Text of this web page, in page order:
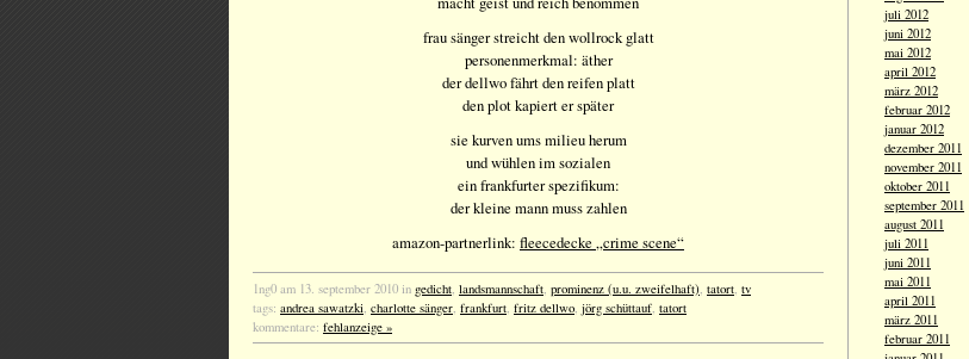
frau sänger streicht den wollrock glatt
personenmerkmal: äther
der dellwo fährt den reifen platt
den plot kapiert er später
sie kurven ums milieu herum
und wühlen im sozialen
ein frankfurter spezifikum:
der kleine mann muss zahlen
amazon-partnerlink: fleecedecke „crime scene“
1ng0 am 13. september 2010 in gedicht, landsmannschaft, prominenz (u.u. zweifelhaft), tatort, tv
tags: andrea sawatzki, charlotte sänger, frankfurt, fritz dellwo, jörg schüttauf, tatort
kommentare: fehlanzeige »
juli 2012
juni 2012
mai 2012
april 2012
märz 2012
februar 2012
januar 2012
dezember 2011
november 2011
oktober 2011
september 2011
august 2011
juli 2011
juni 2011
mai 2011
april 2011
märz 2011
februar 2011